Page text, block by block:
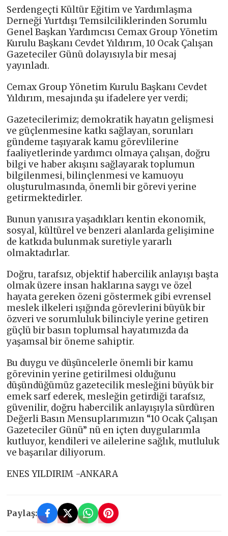
Serdengeçti Kültür Eğitim ve Yardımlaşma
Derneği Yurtdışı Temsilciliklerinden Sorumlu
Genel Başkan Yardımcısı Cemax Group Yönetim
Kurulu Başkanı Cevdet Yıldırım, 10 Ocak Çalışan
Gazeteciler Günü dolayısıyla bir mesaj
yayınladı.
Cemax Group Yönetim Kurulu Başkanı Cevdet
Yıldırım, mesajında şu ifadelere yer verdi;
Gazetecilerimiz; demokratik hayatın gelişmesi
ve güçlenmesine katkı sağlayan, sorunları
gündeme taşıyarak kamu görevlilerine
faaliyetlerinde yardımcı olmaya çalışan, doğru
bilgi ve haber akışını sağlayarak toplumun
bilgilenmesi, bilinçlenmesi ve kamuoyu
oluşturulmasında, önemli bir görevi yerine
getirmektedirler.
Bunun yanısıra yaşadıkları kentin ekonomik,
sosyal, kültürel ve benzeri alanlarda gelişimine
de katkıda bulunmak suretiyle yararlı
olmaktadırlar.
Doğru, tarafsız, objektif habercilik anlayışı başta
olmak üzere insan haklarına saygı ve özel
hayata gereken özeni göstermek gibi evrensel
meslek ilkeleri ışığında görevlerini büyük bir
özveri ve sorumluluk bilinciyle yerine getiren
güçlü bir basın toplumsal hayatımızda da
yaşamsal bir öneme sahiptir.
Bu duygu ve düşüncelerle önemli bir kamu
görevinin yerine getirilmesi olduğunu
düşündüğümüz gazetecilik mesleğini büyük bir
emek sarf ederek, mesleğin getirdiği tarafsız,
güvenilir, doğru habercilik anlayışıyla sürdüren
Değerli Basın Mensuplarımızın “10 Ocak Çalışan
Gazeteciler Günü” nü en içten duygularımla
kutluyor, kendileri ve ailelerine sağlık, mutluluk
ve başarılar diliyorum.
ENES YILDIRIM -ANKARA
Paylaş: